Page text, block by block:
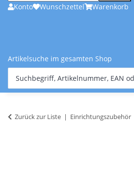
Konto
Wunschzettel Warenkorb
Artikelsuche im gesamten Shop
Zurück zur Liste Einrichtungszubehör